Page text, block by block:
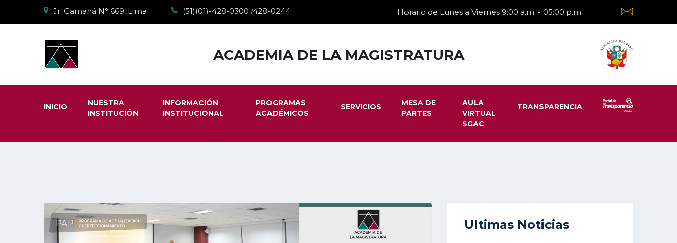
Jr. Camaná N° 669, Lima (51)(01)-428-0300 /428-0244 Horario de Lunes a Viernes 9:00 a.m. - 05:00 p.m.
ACADEMIA DE LA MAGISTRATURA
INICIO
NUESTRA
INSTITUCIÓN
INFORMACIÓN
INSTITUCIONAL
PROGRAMAS
ACADÉMICOS
SERVICIOS
MESA DE
PARTES
AULA
VIRTUAL
SGAC
TRANSPARENCIA
Ultimas Noticias